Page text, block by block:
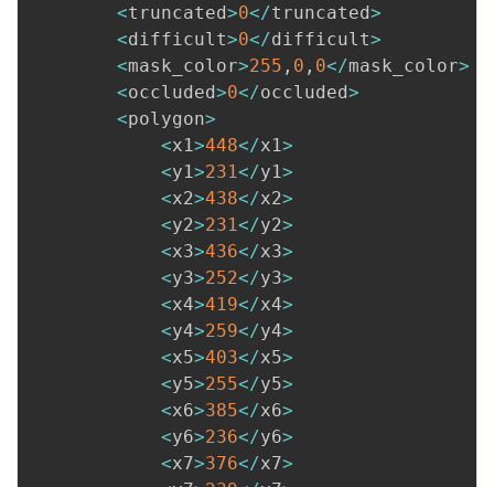
<truncated>0</truncated>
<difficult>0</difficult>
<mask_color>255 , 0 , 0</mask_color>
<occluded>0</occluded>
<polygon>
<x1>448</x1>
<y1>231</y1>
<x2>438</x2>
<y2>231</y2>
<x3>436</x3>
<y3>252</y3>
<x4>419</x4>
<y4>259</y4>
<x5>403</x5>
<y5>255</y5>
<x6>385</x6>
<y6>236</y6>
<x7>376</x7>